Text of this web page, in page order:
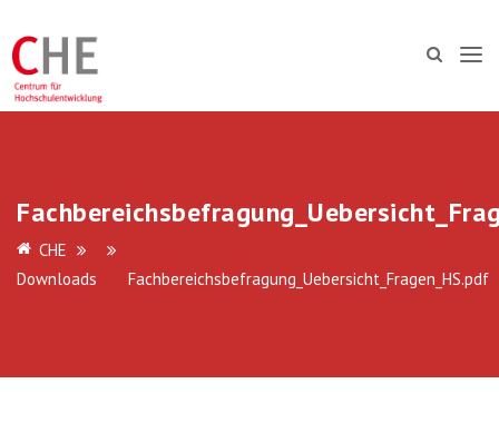
CHE
Downloads
Fachbereichsbefragung_Uebersicht_Fragen_HS.pdf